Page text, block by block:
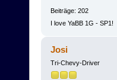
Beiträge: 202
I love YaBB 1G - SP1!
Josi
Tri-Chevy-Driver